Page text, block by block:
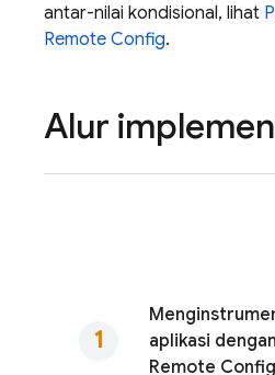
antar-nilai kondisional, lihat
Remote Config.
Alur
aplikasi dengan
Remote Config